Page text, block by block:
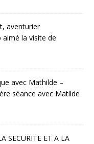
aventurier
aimé la visite de
avec Mathilde –
séance avec Matilde
SECURITE ET A LA